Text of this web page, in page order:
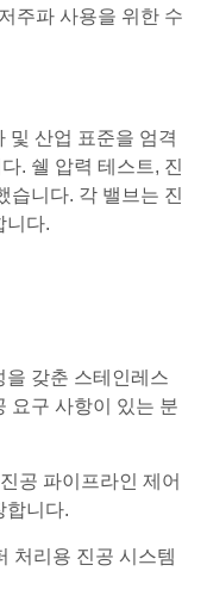
주파 사용을 위한 수
및 산업 표준을 엄격
. 쉘 압력 테스트, 진
습니다. 각 밸브는 진
니다.
을 갖춘 스테인레스
요구 사항이 있는 분
공 파이프라인 제어
합니다.
처리용 진공 시스템